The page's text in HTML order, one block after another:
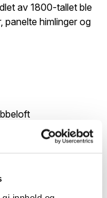
av 1800-tallet ble
panelte himlinger og